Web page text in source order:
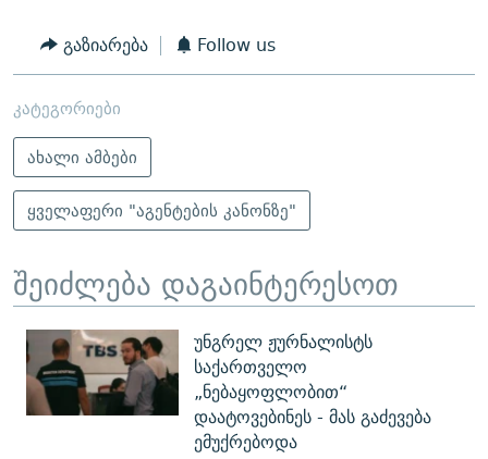
გაზიარება Follow us
კატეგორიები
ახალი ამბები
ყველაფერი "აგენტების კანონზე"
შეიძლება დაგაინტერესოთ
უნგრელ ჟურნალისტს
საქართველო
„ნებაყოფლობით“
დაატოვებინეს - მას გაძევება
ემუქრებოდა